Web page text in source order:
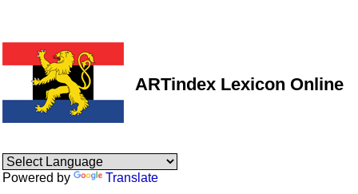
ARTindex Lexicon Online
Powered by Translate